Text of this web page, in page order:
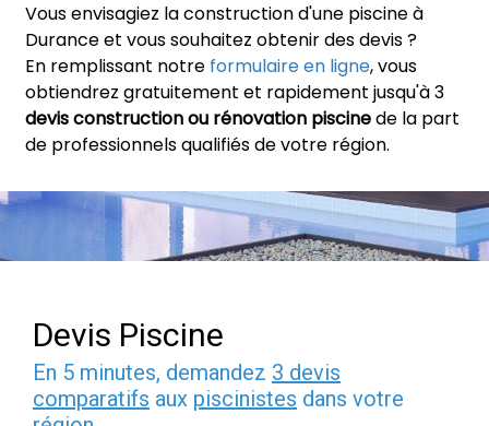
Vous envisagiez la construction d'une piscine à
Durance et vous souhaitez obtenir des devis ?
En remplissant notre formulaire en ligne, vous
obtiendrez gratuitement et rapidement jusqu'à 3
devis construction ou rénovation piscinede la part
de professionnels qualifiés de votre région.
Devis Piscine
En 5 minutes, demandez 3 devis
comparatifs aux piscinistes dans votre